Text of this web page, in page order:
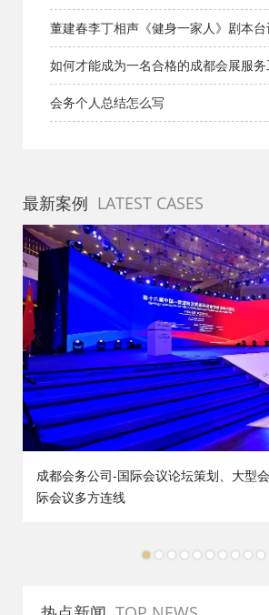
库_知识库_成都活动公司网_策划网_方
档网
董建春李丁相声《健身一家人》剧本台
剧本库_知识库_成都活动公司网_策划网
_文档网
如何才能成为一名合格的成都会展服务
会务个人总结怎么写
最新案例 LATEST CASES
成都会务公司-国际会议论坛策划、大型
际会议多方连线
5 6 7 8 9 10